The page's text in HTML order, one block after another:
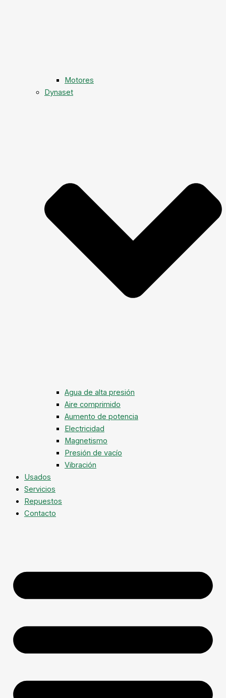
Motores
Dynaset
Agua de alta presión
Aire comprimido
Aumento de potencia
Electricidad
Magnetismo
Presión de vacío
Vibración
Usados
Servicios
Repuestos
Contacto